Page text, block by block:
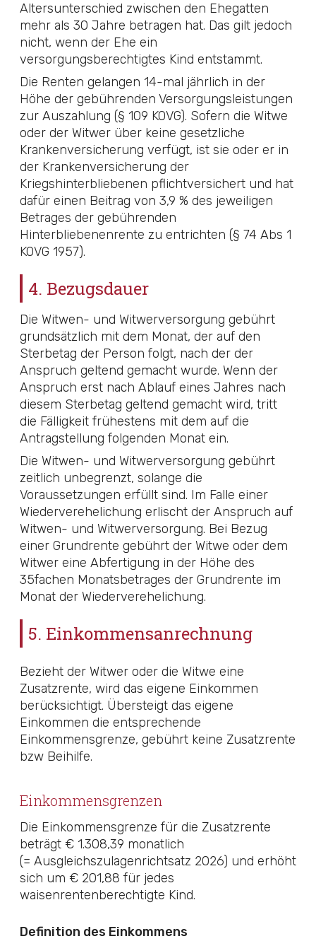
Altersunterschied zwischen den Ehegatten
mehr als 30 Jahre betragen hat. Das gilt jedoch
nicht, wenn der Ehe ein
versorgungsberechtigtes Kind entstammt.
Die Renten gelangen 14-mal jährlich in der
Höhe der gebührenden Versorgungsleistungen
zur Auszahlung (§ 109 KOVG). Sofern die Witwe
oder der Witwer über keine gesetzliche
Krankenversicherung verfügt, ist sie oder er in
der Krankenversicherung der
Kriegshinterbliebenen pflichtversichert und hat
dafür einen Beitrag von 3,9 % des jeweiligen
Betrages der gebührenden
Hinterbliebenenrente zu entrichten (§ 74 Abs 1
KOVG 1957).
4. Bezugsdauer
Die Witwen- und Witwerversorgung gebührt
grundsätzlich mit dem Monat, der auf den
Sterbetag der Person folgt, nach der der
Anspruch geltend gemacht wurde. Wenn der
Anspruch erst nach Ablauf eines Jahres nach
diesem Sterbetag geltend gemacht wird, tritt
die Fälligkeit frühestens mit dem auf die
Antragstellung folgenden Monat ein.
Die Witwen- und Witwerversorgung gebührt
zeitlich unbegrenzt, solange die
Voraussetzungen erfüllt sind. Im Falle einer
Wiederverehelichung erlischt der Anspruch auf
Witwen- und Witwerversorgung. Bei Bezug
einer Grundrente gebührt der Witwe oder dem
Witwer eine Abfertigung in der Höhe des
35fachen Monatsbetrages der Grundrente im
Monat der Wiederverehelichung.
5. Einkommensanrechnung
Bezieht der Witwer oder die Witwe eine
Zusatzrente, wird das eigene Einkommen
berücksichtigt. Übersteigt das eigene
Einkommen die entsprechende
Einkommensgrenze, gebührt keine Zusatzrente
bzw Beihilfe.
Einkommensgrenzen
Die Einkommensgrenze für die Zusatzrente
beträgt € 1.308,39 monatlich
(= Ausgleichszulagenrichtsatz 2026) und erhöht
sich um € 201,88 für jedes
waisenrentenberechtigte Kind.
Definition des Einkommens